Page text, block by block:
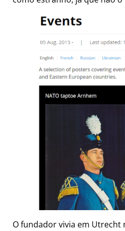
O fundador vivia em Utrecht